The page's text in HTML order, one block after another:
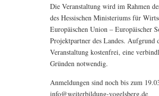
Die Veranstaltung wird im Rahmen
des Hessischen Ministeriums für
Europäischen Union – Europäischer
Projektpartner des Landes. Aufgrund
Veranstaltung kostenfrei, eine
Gründen notwendig.
Anmeldungen sind noch bis zum
info@weiterbildung-vogelsberg.de